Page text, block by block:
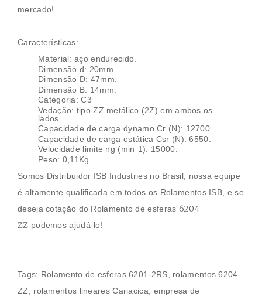
mercado!
Características:
Material: aço endurecido.
Dimensão d: 20mm.
Dimensão D: 47mm.
Dimensão B: 14mm.
Categoria: C3
Vedação: tipo ZZ metálico (2Z) em ambos os
lados.
Capacidade de carga dynamo Cr (N): 12700.
Capacidade de carga estática Csr (N): 6550.
Velocidade limite ng (min⁻1): 15000.
Peso: 0,11Kg.
Somos Distribuidor ISB Industries no Brasil, nossa equipe
é altamente qualificada em todos os Rolamentos ISB, e se
deseja cotaçāo do Rolamento de esferas 6204-
ZZ podemos ajudá-lo!
Tags: Rolamento de esferas 6201-2RS rolamentos6204-
ZZ
, rolamentos lineares Cariacica, empresa de